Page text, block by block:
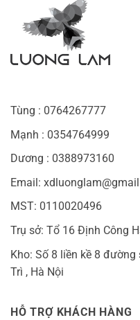
Tùng : 0764267777
Mạnh : 0354764999
Dương : 0388973160
Email:
MST: 0110020496
Trụ sở: Tổ 16 Định Công
Kho: Số 8 liền kề 8 đường
Trì , Hà Nội
HỖ TRỢ KHÁCH HÀNG